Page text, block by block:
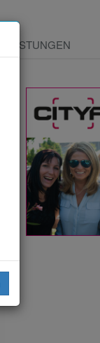
LEISTUNGEN